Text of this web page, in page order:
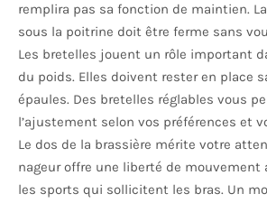
remplira pas sa fonction de maintien.
sous la poitrine doit être ferme sans
Les bretelles jouent un rôle important
du poids. Elles doivent rester en place
épaules. Des bretelles réglables vous
l’ajustement selon vos préférences et
Le dos de la brassière mérite votre
nageur offre une liberté de mouvement
les sports qui sollicitent les bras. Un